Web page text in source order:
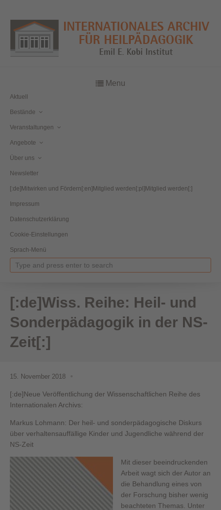
Menu
Aktuell
Bestände
Veranstaltungen
Angebote
Über uns
Newsletter
[:de]Mitwirken und Fördern[:en]Mitglied werden[:pl]Mitglied werden[:]
Impressum
Datenschutzerklärung
Cookie-Einstellungen
Sprach-Menü
[:de]Wiss. Reihe: Heil- und
Sonderpädagogik in der NS-
Zeit[:]
15. November 2018
[:de]Neue Veröffentlichung der Wissenschaftlichen Reihe des
Internationalen Archivs:
Markus Lohmann: Der heil- und sonderpädagogische Diskurs
über verhaltensauffällige Kinder und Jugendliche während der
NS-Zeit
Mit dieser beeindruckenden
Arbeit wagt sich der Autor an
die Behandlung eines von
der Forschung bisher wenig
beachteten Themas. Unter